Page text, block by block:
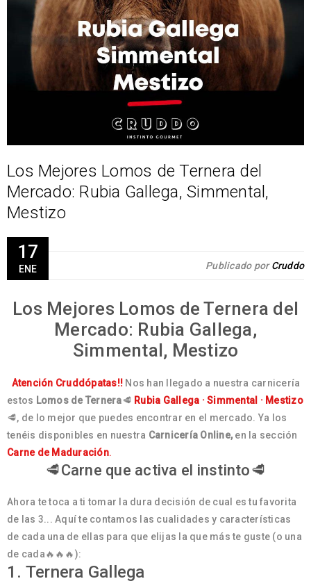
Los Mejores Lomos de Ternera del
Mercado: Rubia Gallega, Simmental,
Mestizo
17
ENE Publicado porCruddo
Los Mejores Lomos de Ternera del
Mercado: Rubia Gallega,
Simmental, Mestizo
Atención Cruddópatas!! Nos han llegado a nuestra carnicería
estos Lomos de Ternera🥩 Rubia Gallega · Simmental · Mestizo
🥩, de lo mejor que puedes encontrar en el mercado. Ya los
tenéis disponibles en nuestra Carnicería Online,en la sección
Carne de Maduración.
🥩Carne que activa el instinto🥩
Ahora te toca a ti tomar la dura decisión de cual es tu favorita
de las 3... Aquí te contamos las cualidades y características
de cada una de ellas para que elijas la que más te guste (o una
de cada🔥🔥🔥):
1. Ternera Gallega